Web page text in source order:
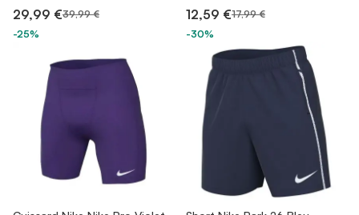
29,99 €39,99 €
-25%
12,59 €17,99 €
-30%